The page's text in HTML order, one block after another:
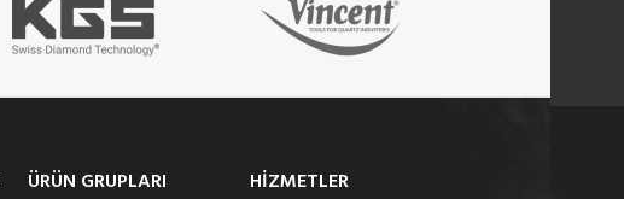
ÜRÜN GRUPLARI HIZMETLER